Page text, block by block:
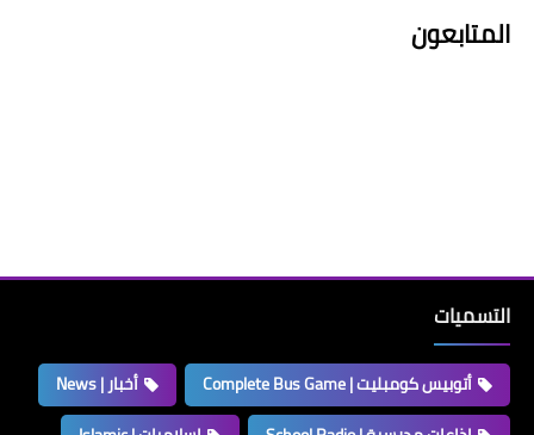
المتابعون
التسميات
أتوبيس كومبليت | Complete Bus Game
أخبار | News